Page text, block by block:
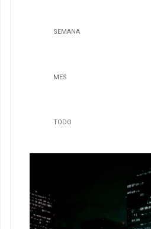
SEMANA
MES
TODO